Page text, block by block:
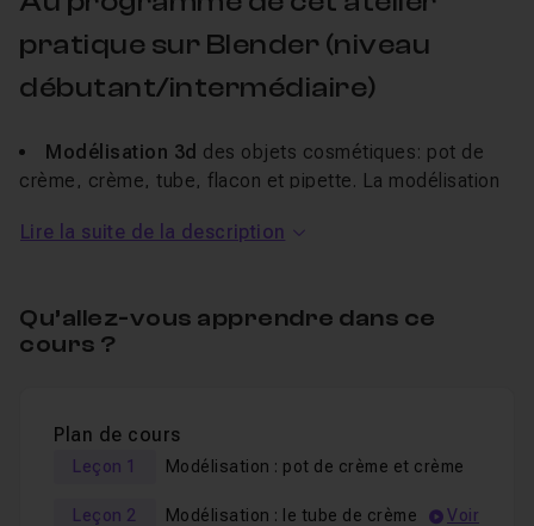
pratique sur Blender (niveau
débutant/intermédiaire)
Modélisation 3d des objets cosmétiques: pot de
crème, crème, tube, flacon et pipette. La modélisation
pour vous.
de type architectural pour accueillir votre scène et à
créer deséléments de décoration
qui viendront
manière procédurale
Blender) votre scène complète. Vous serez ensuite
réaliste sur des objets.
Lire la suite de la description
Qu’allez-vous apprendre dans ce
cours ?
Plan de cours
Leçon 1 Modélisation : pot de crème et crème
Leçon 2 Modélisation : le tube de crème Voir